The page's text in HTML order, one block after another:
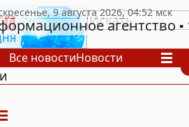
агентство
Все новостиНовости